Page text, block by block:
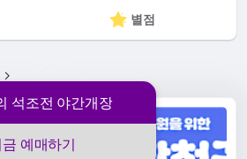
석조전 야간개장
예매하기
별점